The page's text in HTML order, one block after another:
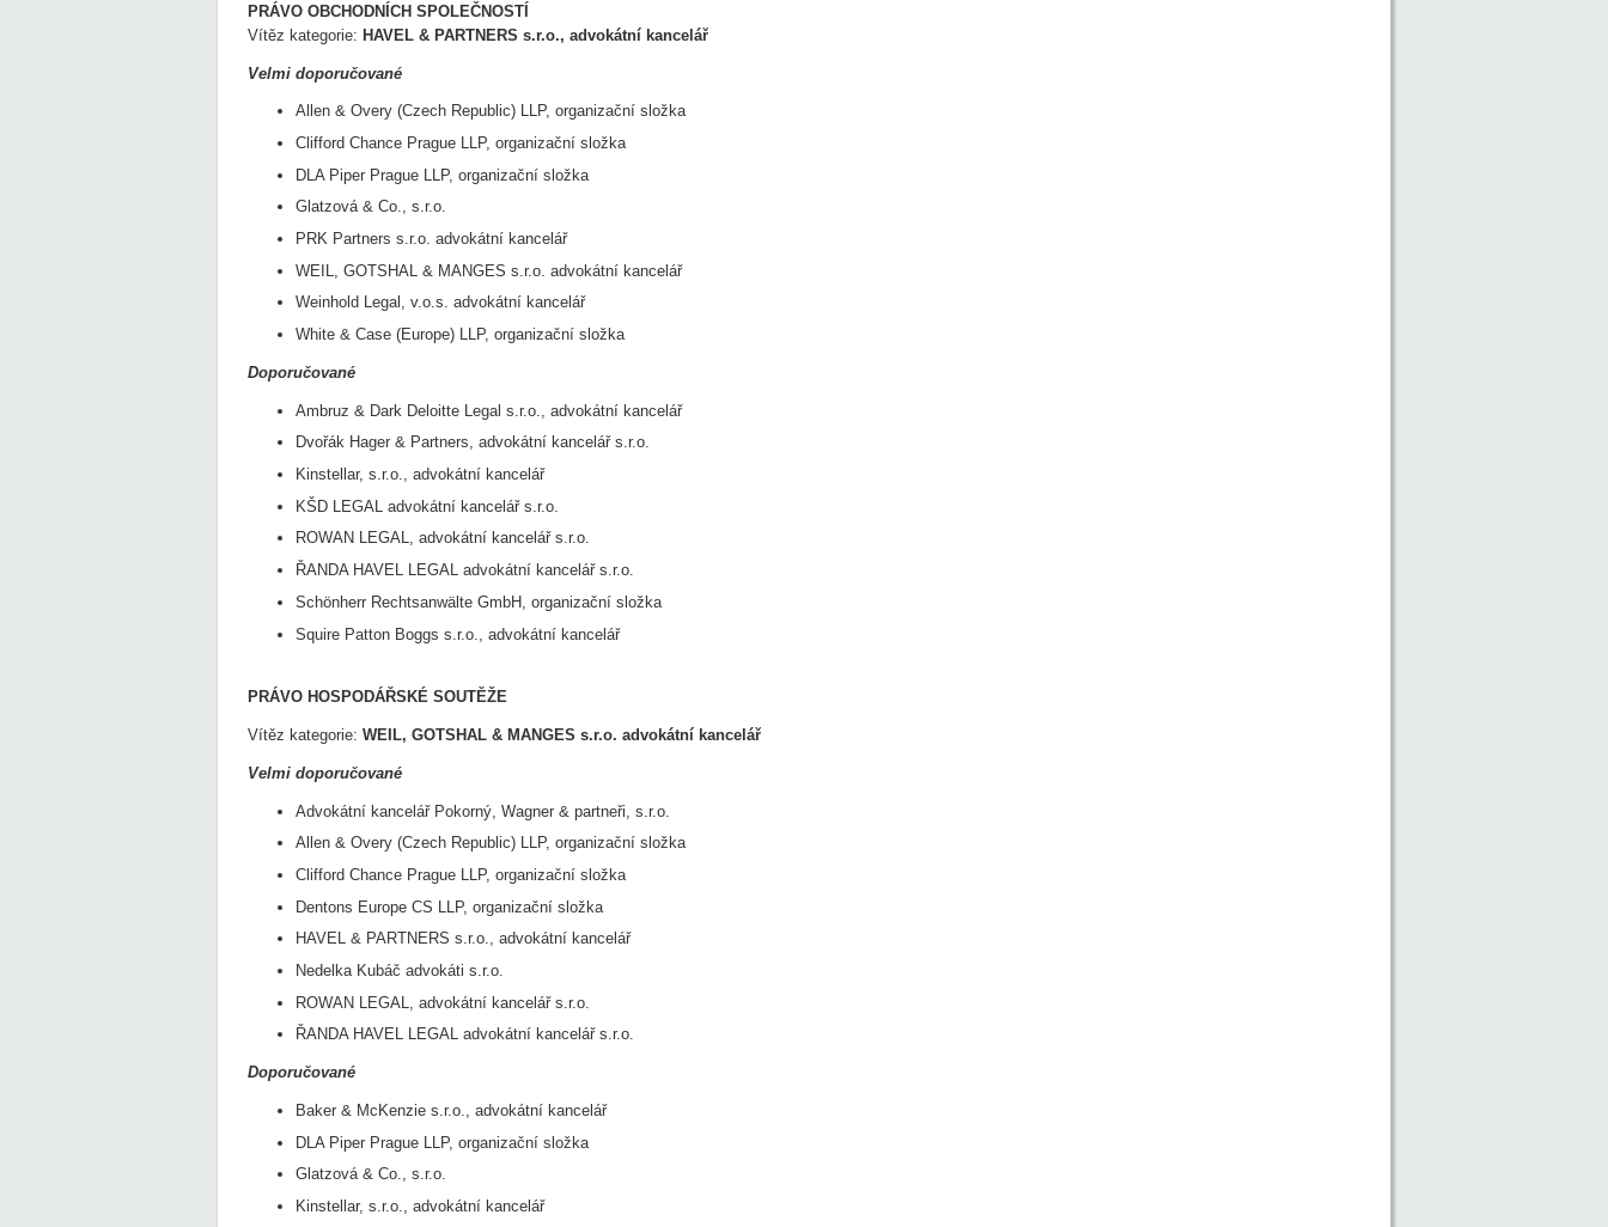
PRÁVO OBCHODNÍCH SPOLEČNOSTÍ
Vítěz kategorie: HAVEL & PARTNERS s.r.o., advokátní kancelář
Velmi doporučované
Allen & Overy (Czech Republic) LLP, organizační složka
Clifford Chance Prague LLP, organizační složka
DLA Piper Prague LLP, organizační složka
Glatzová & Co., s.r.o.
PRK Partners s.r.o. advokátní kancelář
WEIL, GOTSHAL & MANGES s.r.o. advokátní kancelář
Weinhold Legal, v.o.s. advokátní kancelář
White & Case (Europe) LLP, organizační složka
Doporučované
Ambruz & Dark Deloitte Legal s.r.o., advokátní kancelář
Dvořák Hager & Partners, advokátní kancelář s.r.o.
Kinstellar, s.r.o., advokátní kancelář
KŠD LEGAL advokátní kancelář s.r.o.
ROWAN LEGAL, advokátní kancelář s.r.o.
ŘANDA HAVEL LEGAL advokátní kancelář s.r.o.
Schönherr Rechtsanwälte GmbH, organizační složka
Squire Patton Boggs s.r.o., advokátní kancelář
PRÁVO HOSPODÁŘSKÉ SOUTĚŽE
Vítěz kategorie: WEIL, GOTSHAL & MANGES s.r.o. advokátní kancelář
Velmi doporučované
Advokátní kancelář Pokorný, Wagner & partneři, s.r.o.
Allen & Overy (Czech Republic) LLP, organizační složka
Clifford Chance Prague LLP, organizační složka
Dentons Europe CS LLP, organizační složka
HAVEL & PARTNERS s.r.o., advokátní kancelář
Nedelka Kubáč advokáti s.r.o.
ROWAN LEGAL, advokátní kancelář s.r.o.
ŘANDA HAVEL LEGAL advokátní kancelář s.r.o.
Doporučované
Baker & McKenzie s.r.o., advokátní kancelář
DLA Piper Prague LLP, organizační složka
Glatzová & Co., s.r.o.
Kinstellar, s.r.o., advokátní kancelář